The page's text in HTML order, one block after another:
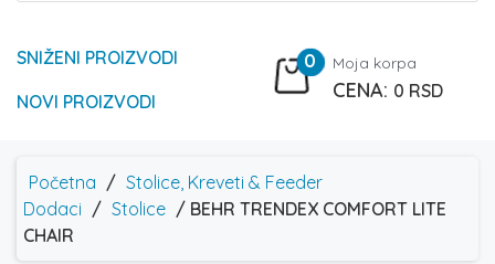
SNIŽENI PROIZVODI
NOVI PROIZVODI
0 Moja korpa
0 RSD
Početna / Stolice, Kreveti & Feeder
Dodaci / Stolice / BEHR TRENDEX COMFORT LITE
CHAIR